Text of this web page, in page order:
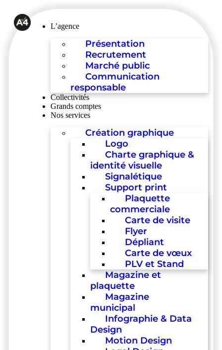
L’agence
Présentation
Recrutement
Marché public
Communication
responsable
Collectivités
Grands comptes
Nos services
Création graphique
Logo
Charte graphique &
identité visuelle
Signalétique
Support print
Plaquette
commerciale
Carte de visite
Flyer
Dépliant
Carte de vœux
PLV et Stand
Magazine et
plaquette
Magazine
municipal
Infographie & Data
Design
Motion Design